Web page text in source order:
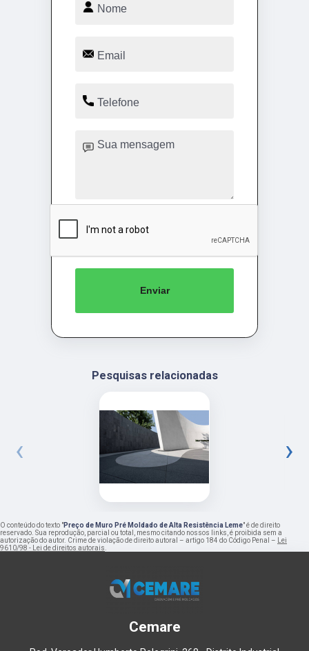
Enviar
Pesquisas relacionadas
‹ ›
O conteúdo do texto "Preço de Muro Pré Moldado de Alta Resistência Leme" é de direito
reservado. Sua reprodução, parcial ou total, mesmo citando nossos links, é proibida sem a
autorização do autor. Crime de violação de direito autoral – artigo 184 do Código Penal –
Lei
9610/98 - Lei de direitos autorais
Cemare